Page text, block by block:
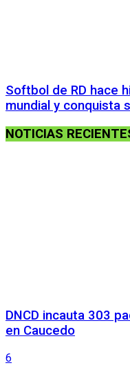
Softbol de RD hace
mundial y conquista
NOTICIAS
DNCD incauta 303
en Caucedo
6